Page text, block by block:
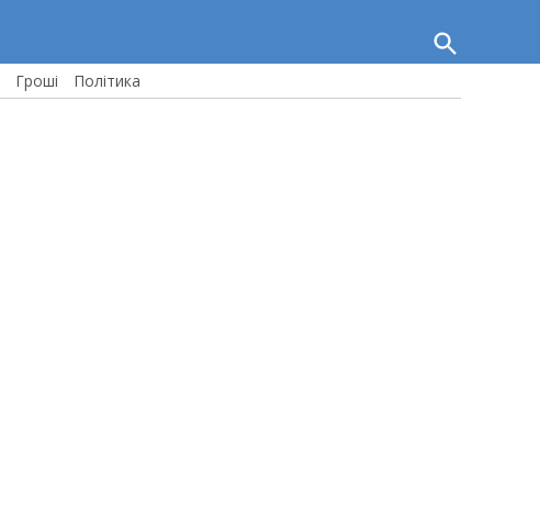
Open
Search
Гроші Політика